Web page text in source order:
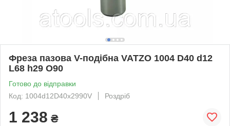
Фреза пазова V-подібна VATZO 1004 D40 d12
L68 h29 O90
Готово до відправки
Код: 1004d12D40x2990V
Роздріб
1 238 ₴